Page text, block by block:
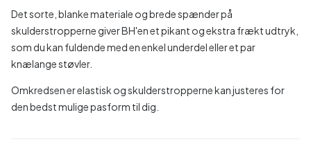
Det sorte, blanke materiale og brede spænder på
skulderstropperne giver BH'en et pikant og ekstra frækt udtryk,
som du kan fuldende med en enkel underdel eller et par
knælange støvler.
Omkredsen er elastisk og skulderstropperne kan justeres for
den bedst mulige pasform til dig.